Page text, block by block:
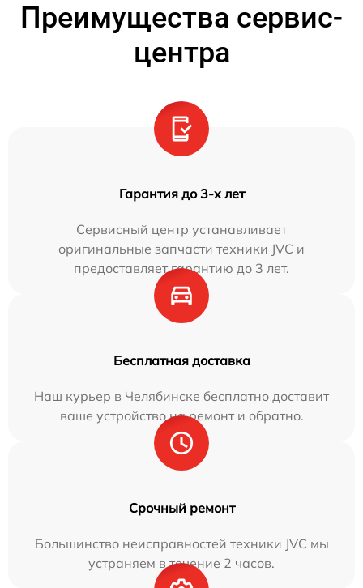
Преимущества сервис-
центра
Гарантия до 3-х лет
Сервисный центр устанавливает
оригинальные запчасти техники JVC и
предоставляет гарантию до 3 лет.
Бесплатная доставка
Наш курьер в Челябинске бесплатно доставит
ваше устройство на ремонт и обратно.
Срочный ремонт
Большинство неисправностей техники JVC мы
устраняем в течение 2 часов.